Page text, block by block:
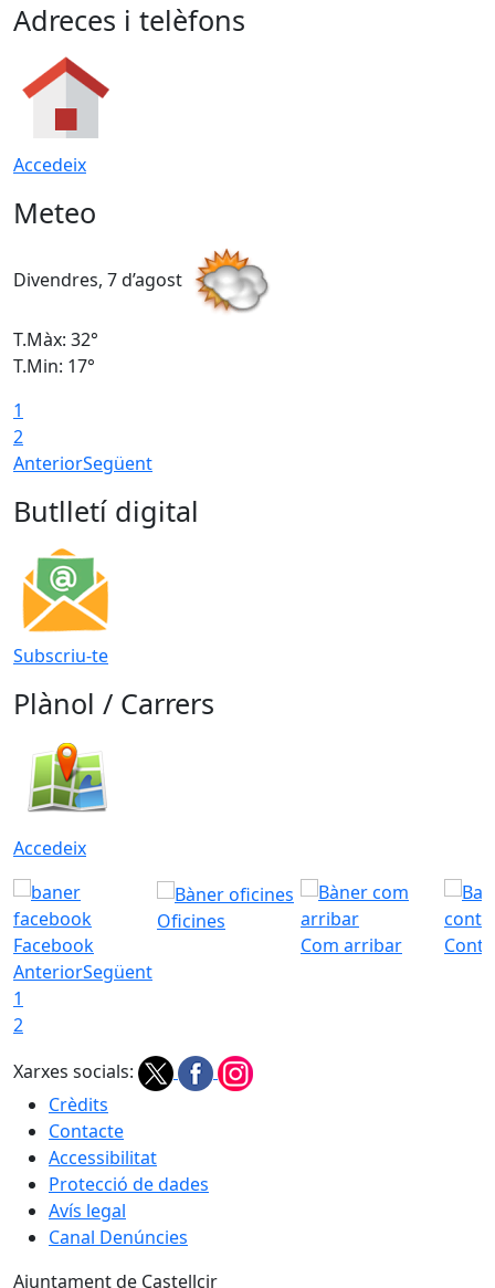
Adreces i telèfons
Accedeix
Meteo
Divendres, 7 d’agost
T.Màx: 32°
T.Min: 17°
1
2
AnteriorSegüent
Butlletí digital
Subscriu-te
Plànol / Carrers
Accedeix
Facebook
Oficines
Com arribar
AnteriorSegüent
1
2
Xarxes socials:
Crèdits
Contacte
Accessibilitat
Protecció de dades
Avís legal
Canal Denúncies
Ajuntament de Castellcir